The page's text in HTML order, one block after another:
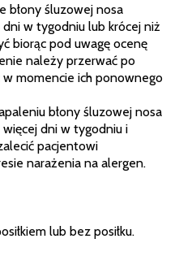
błony śluzowej nosa
w tygodniu lub krócej niż
biorąc pod uwagę ocenę
należy przerwać po
momencie ich ponownego
błony śluzowej nosa
dni w tygodniu i
pacjentowi
narażenia na alergen.
lub bez posiłku.